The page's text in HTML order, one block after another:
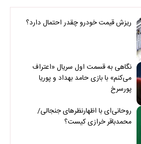
ریزش قیمت خودرو چقدر احتمال دارد؟
نگاهی به قسمت اول سریال «اعتراف
می‌کنم» با بازی حامد بهداد و پوریا
پورسرخ
روحانی‌ای با اظهارنظرهای جنجالی/
محمدباقر خرازی کیست؟